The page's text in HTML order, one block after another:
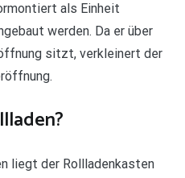
als Einheit
werden. Da er über
sitzt, verkleinert der
liegt der Rollladenkasten